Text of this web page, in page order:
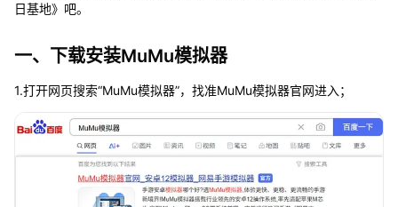
日基地》吧。
一、下载安装MuMu模拟器
1.打开网页搜索“MuMu模拟器”，找准MuMu模拟器官网进入；